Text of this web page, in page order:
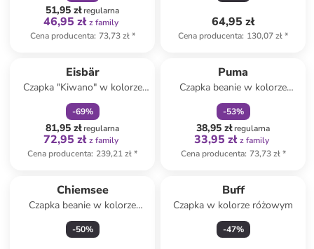
51,95 złregularna
46,95 zł z family
Cena producenta: 73,73 zł*
64,95 zł
Cena producenta: 130,07 zł*
Eisbär
Czapka "Kiwano" w kolorze
czerwonym
-69%
81,95 złregularna
72,95 zł z family
Cena producenta: 239,21 zł*
Puma
Czapka beanie w kolorze
czerwonym
-53%
38,95 złregularna
33,95 zł z family
Cena producenta: 73,73 zł*
Chiemsee
Czapka beanie w kolorze
czerwonym
-50%
Buff
Czapka w kolorze różowym
-47%